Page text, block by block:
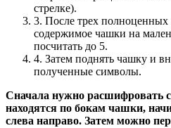
стрелке).
3. После трех полноценных
содержимое чашки на
посчитать до 5.
4. Затем поднять чашку и
полученные символы.
Сначала нужно расшифровать
находятся по бокам чашки,
слева направо. Затем можно